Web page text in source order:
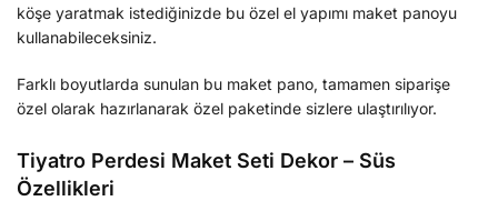
köşe yaratmak istediğinizde bu özel el yapımı maket panoyu
kullanabileceksiniz.
Farklı boyutlarda sunulan bu maket pano, tamamen siparişe
özel olarak hazırlanarak özel paketinde sizlere ulaştırılıyor.
Tiyatro Perdesi Maket Seti Dekor – Süs
Özellikleri